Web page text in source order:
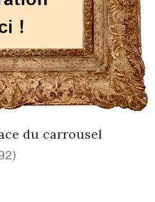
du carrousel